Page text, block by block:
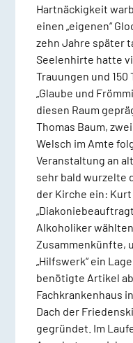
Hartnäckigkeit
einen „eigenen“
zehn Jahre später
Seelenhirte hatte
Trauungen und 150
„Glaube und
diesen Raum
Thomas Baum,
Welsch im Amte
Veranstaltung an
sehr bald wurzelte
der Kirche ein:
Alkoholiker
Zusammenkünfte,
„Hilfswerk“ ein
benötigte Artikel
Fachkrankenhaus
Dach der
gegründet. Im